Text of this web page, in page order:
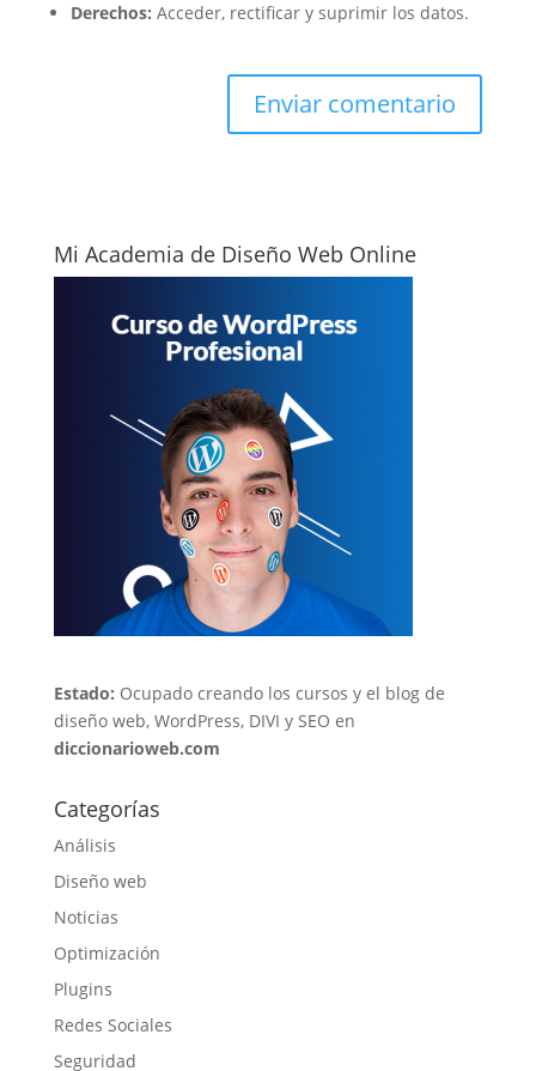
Derechos: Acceder, rectificar y suprimir los datos.
Mi Academia de Diseño Web Online
Estado: Ocupado creando los cursos y el blog de
diseño web, WordPress, DIVI y SEO en
diccionarioweb.com
Categorías
Análisis
Diseño web
Noticias
Optimización
Plugins
Redes Sociales
Seguridad